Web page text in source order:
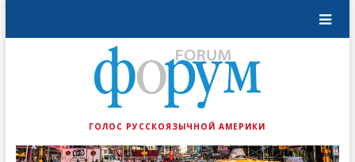
ГОЛОС РУССКОЯЗЫЧНОЙ АМЕРИКИ